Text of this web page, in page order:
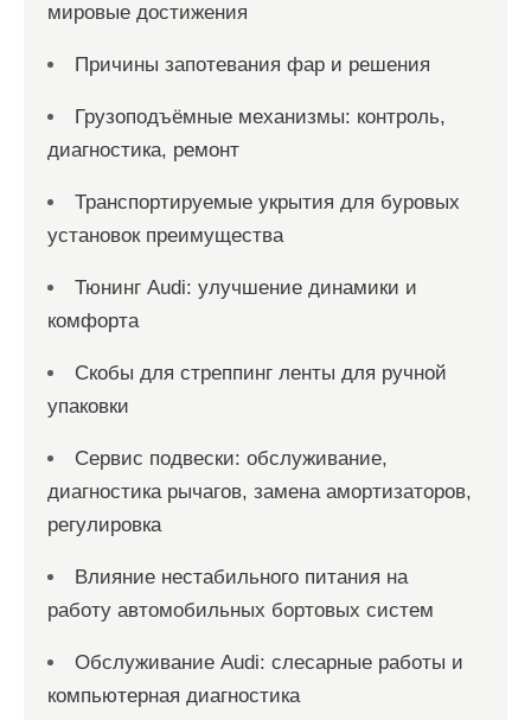
мировые достижения
Причины запотевания фар и решения
Грузоподъёмные механизмы: контроль,
диагностика, ремонт
Транспортируемые укрытия для буровых
установок преимущества
Тюнинг Audi: улучшение динамики и
комфорта
Скобы для стреппинг ленты для ручной
упаковки
Сервис подвески: обслуживание,
диагностика рычагов, замена амортизаторов,
регулировка
Влияние нестабильного питания на
работу автомобильных бортовых систем
Обслуживание Audi: слесарные работы и
компьютерная диагностика